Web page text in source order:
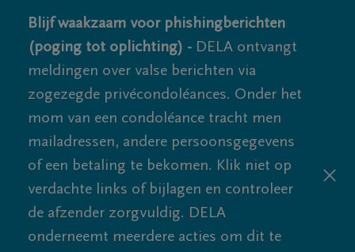
Blijf waakzaam voor phishingberichten
(poging tot oplichting) - DELA ontvangt
meldingen over valse berichten via
zogezegde privécondoléances. Onder het
mom van een condoléance tracht men
mailadressen, andere persoonsgegevens
of een betaling te bekomen. Klik niet op
verdachte links of bijlagen en controleer
de afzender zorgvuldig. DELA
onderneemt meerdere acties om dit te